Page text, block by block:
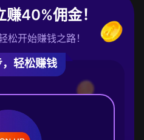
40%佣金！
松开始赚钱之路！
轻松赚钱